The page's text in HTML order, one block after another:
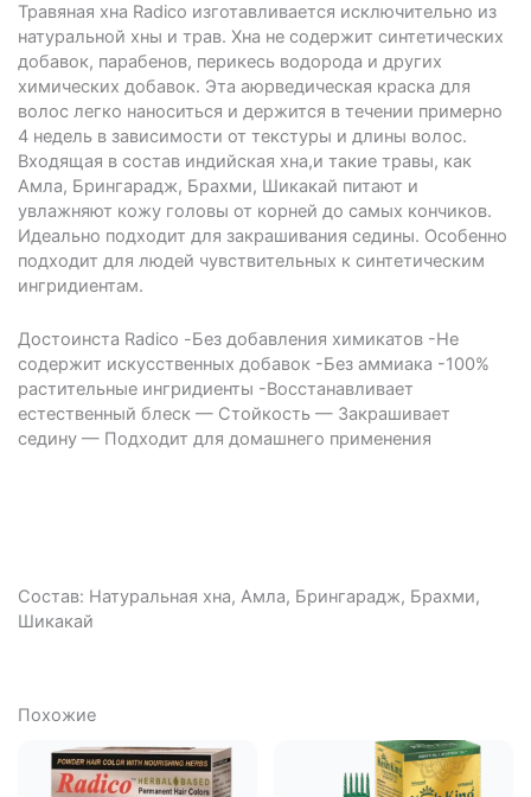
Травяная хна Radico изготавливается исключительно из
натуральной хны и трав. Хна не содержит синтетических
добавок, парабенов, перикесь водорода и других
химических добавок. Эта аюрведическая краска для
волос легко наноситься и держится в течении примерно
4 недель в зависимости от текстуры и длины волос.
Входящая в состав индийская хна,и такие травы, как
Амла, Брингарадж, Брахми, Шикакай питают и
увлажняют кожу головы от корней до самых кончиков.
Идеально подходит для закрашивания седины. Особенно
подходит для людей чувствительных к синтетическим
ингридиентам.
Достоинста Radico -Без добавления химикатов -Не
содержит искусственных добавок -Без аммиака -100%
растительные ингридиенты -Восстанавливает
естественный блеск — Стойкость — Закрашивает
седину — Подходит для домашнего применения
Состав: Натуральная хна, Амла, Брингарадж, Брахми,
Шикакай
Похожие